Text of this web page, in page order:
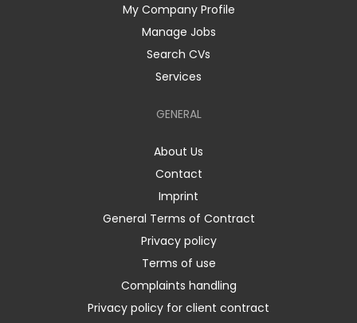
My Company Profile
Manage Jobs
Search CVs
Services
GENERAL
About Us
Contact
Imprint
General Terms of Contract
Privacy policy
Terms of use
Complaints handling
Privacy policy for client contract